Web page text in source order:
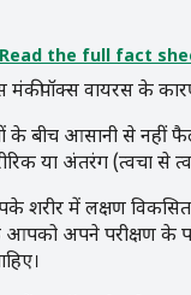
Read the full fact
मंकीपॉक्स वायरस के कारण
के बीच आसानी से नहीं
या अंतरंग (त्वचा से
शरीर में लक्षण
अपने परीक्षण के